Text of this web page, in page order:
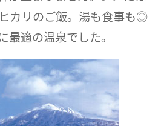
カリのご飯。湯も食事も◎
最適の温泉でした。